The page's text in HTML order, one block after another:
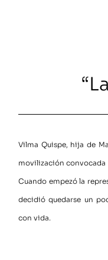
Vilma Quispe, hija de
movilización convocada
Cuando empezó la
decidió quedarse un
con vida.